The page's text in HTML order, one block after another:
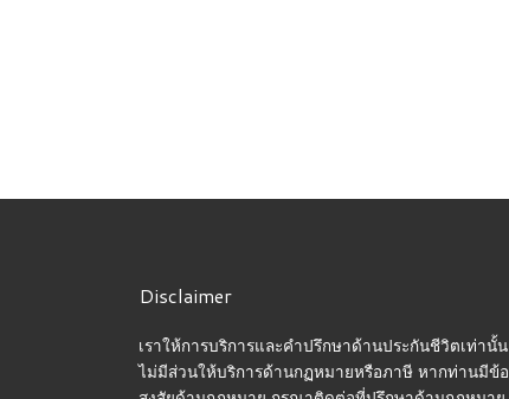
Disclaimer
เราให้การบริการและคำปรึกษาด้านประกันชีวิตเท่านั้น
ไม่มีส่วนให้บริการด้านกฏหมายหรือภาษี หากท่านมีข้อ